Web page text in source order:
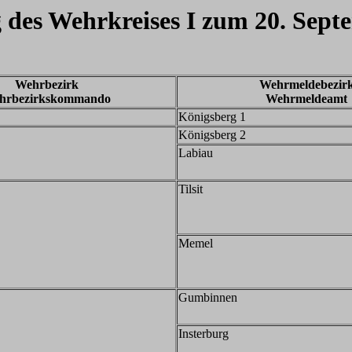
Wehrkreises I zum 20.
Wehrbezirk
Wehrmeldeamt
Königsberg 1
Königsberg 2
Labiau
Tilsit
Memel
Gumbinnen
Insterburg